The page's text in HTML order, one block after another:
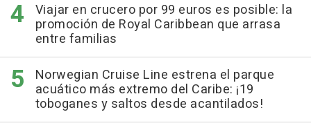
Viajar en crucero por 99 euros es posible: la
promoción de Royal Caribbean que arrasa
entre familias
Norwegian Cruise Line estrena el parque
acuático más extremo del Caribe: ¡19
toboganes y saltos desde acantilados!